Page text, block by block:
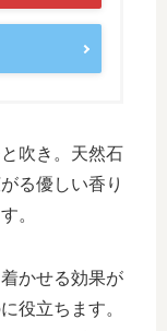
吹き。天然石
る優しい香り
。
かせる効果が
役立ちます。